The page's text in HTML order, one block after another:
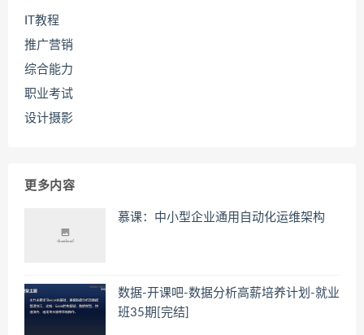
IT教程
推广营销
综合能力
职业考试
设计摄影
更多内容
慕课：中小型企业通用自动化运维架构
数据-开课吧-数据分析高薪培养计划-就业
班35期[完结]